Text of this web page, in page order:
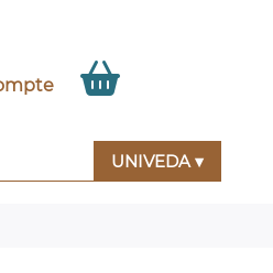
UNIVEDA ▾